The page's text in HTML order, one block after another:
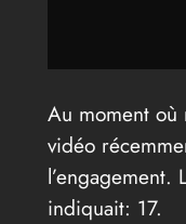
Au moment où
vidéo
l’engagement.
indiquait: 17.